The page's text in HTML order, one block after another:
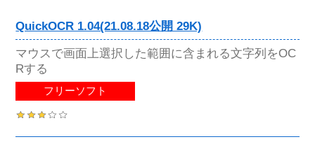
QuickOCR 1.04(21.08.18公開 29K)
マウスで画面上選択した範囲に含まれる文字列をOC
Rする
フリーソフト